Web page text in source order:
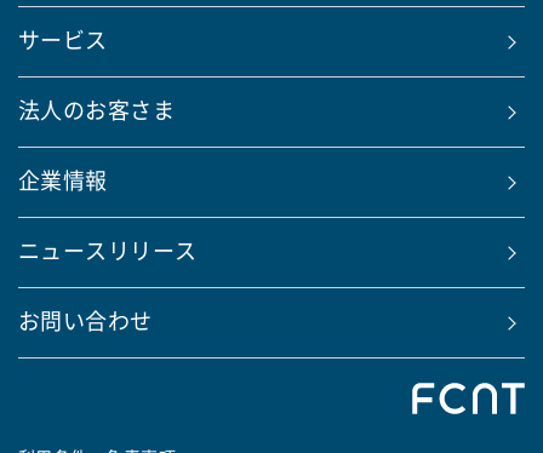
サービス
法人のお客さま
企業情報
ニュースリリース
お問い合わせ